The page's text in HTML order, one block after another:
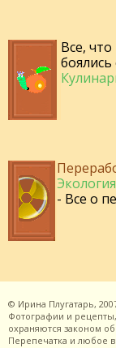
Все,
боялись
- Все о
© Ирина Плугатарь,
Фотографии и
охраняются законом
Перепечатка и любое